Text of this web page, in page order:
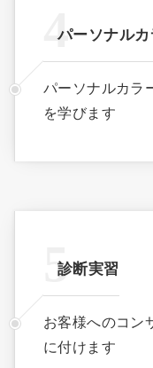
パーソナル
パーソナルカラ
を学びます
診断実習
お客様へのコン
に付けます